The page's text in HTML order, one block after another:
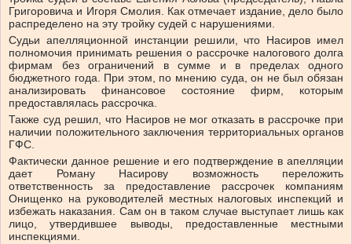
Григоровича и Игоря Смолия. Как отмечает издание, дело было
распределено на эту тройку судей с нарушениями.
Судьи апелляционной инстанции решили, что Насиров имел
полномочия принимать решения о рассрочке налогового долга
фирмам без ограничений в сумме и в пределах одного
бюджетного года. При этом, по мнению суда, он не был обязан
анализировать финансовое состояние фирм, которым
предоставлялась рассрочка.
Также суд решил, что Насиров не мог отказать в рассрочке при
наличии положительного заключения территориальных органов
ГФС.
Фактически данное решение и его подтверждение в апелляции
дает Роману Насирову возможность переложить
ответственность за предоставление рассрочек компаниям
Онищенко на руководителей местных налоговых инспекций и
избежать наказания. Сам он в таком случае выступает лишь как
лицо, утвердившее выводы, предоставленные местными
инспекциями.